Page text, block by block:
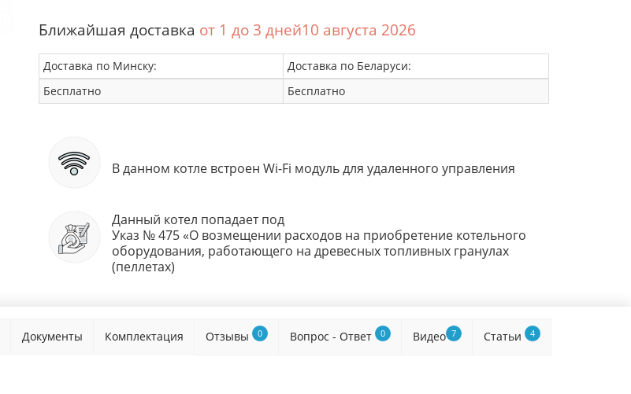
Ближайшая доставка от 1 до 3 дней10 августа 2026
Доставка по Минску:
Доставка по Беларуси:
Бесплатно
Бесплатно
В данном котле встроен Wi-Fi модуль для удаленного управления
Данный котел попадает под
Указ № 475 «О возмещении расходов на приобретение котельного
оборудования, работающего на древесных топливных гранулах
(пеллетах)
Документы Комплектация Отзывы 0 Вопрос - Ответ 0 Видео 7 Статьи 4